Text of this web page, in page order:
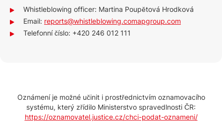
Whistleblowing officer: Martina Poupětová Hrodková
Email: reports@whistleblowing.comapgroup.com
Telefonní číslo: +420 246 012 111
Oznámení je možné učinit i prostřednictvím oznamovacího
systému, který zřídilo Ministerstvo spravedlnosti ČR:
https://oznamovatel.justice.cz/chci-podat-oznameni/